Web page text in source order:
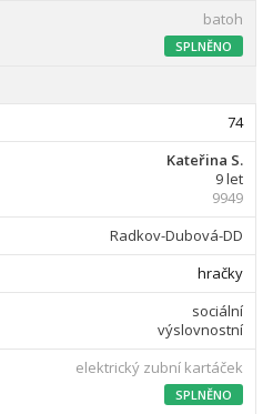
batoh
SPLNĚNO
74
Kateřina S.
9 let
9949
Radkov-Dubová-DD
hračky
sociální
výslovnostní
elektrický zubní kartáček
SPLNĚNO